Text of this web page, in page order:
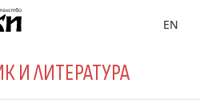
И ЛИТЕРАТУРА
EN